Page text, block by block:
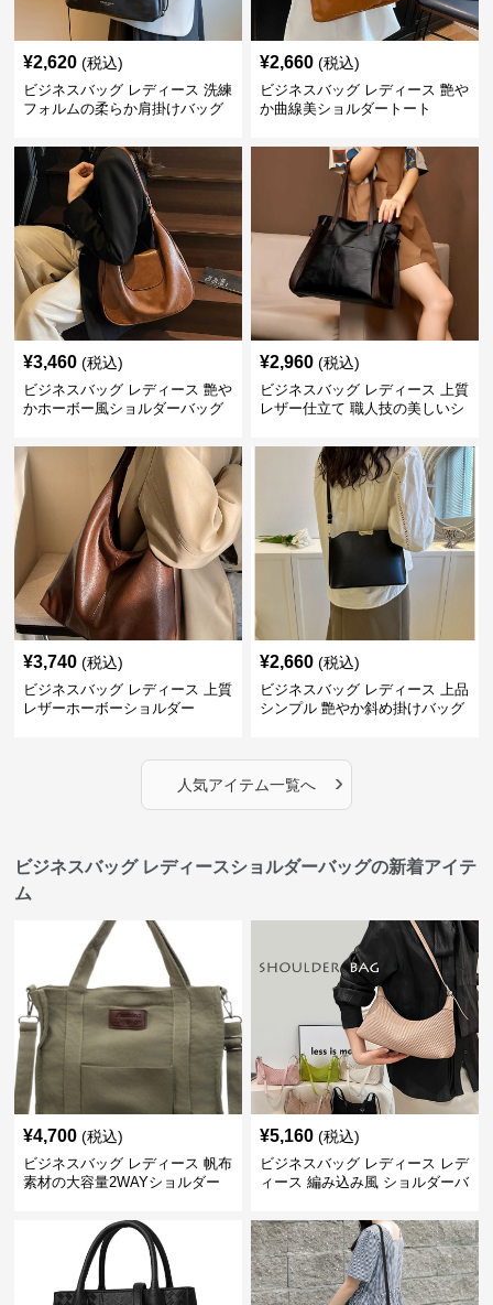
¥2,620 (税込)
ビジネスバッグ レディース 洗練
フォルムの柔らか肩掛けバッグ
¥2,660 (税込)
ビジネスバッグ レディース 艶や
か曲線美ショルダートート
¥3,460 (税込)
ビジネスバッグ レディース 艶や
かホーボー風ショルダーバッグ
¥2,960 (税込)
ビジネスバッグ レディース 上質
レザー仕立て 職人技の美しいシ
¥3,740 (税込)
ビジネスバッグ レディース 上質
レザーホーボーショルダー
¥2,660 (税込)
ビジネスバッグ レディース 上品
シンプル 艶やか斜め掛けバッグ
人気アイテム一覧へ ›
ビジネスバッグ レディースショルダーバッグの新着アイテ
ム
¥4,700 (税込)
ビジネスバッグ レディース 帆布
素材の大容量2WAYショルダー
¥5,160 (税込)
ビジネスバッグ レディース レデ
ィース 編み込み風 ショルダーバ